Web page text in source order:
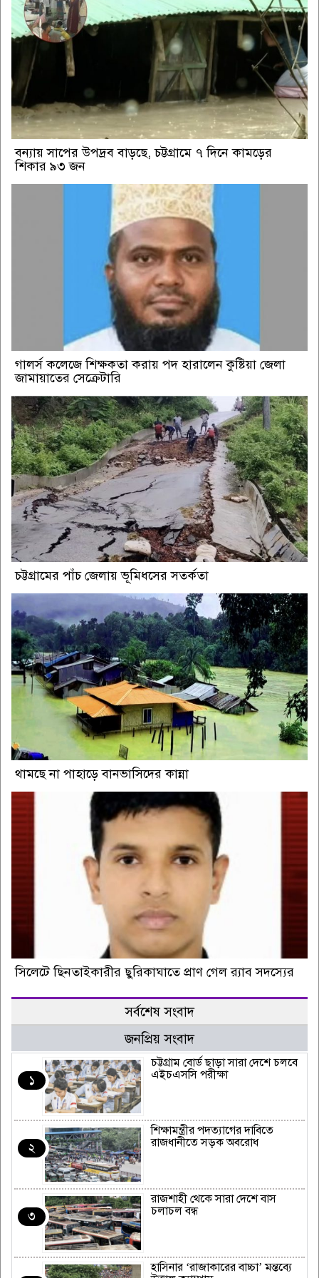
বন্যায় সাপের উপদ্রব বাড়ছে, চট্টগ্রামে ৭ দিনে কামড়ের
শিকার ৯৩ জন
গালর্স কলেজে শিক্ষকতা করায় পদ হারালেন কুষ্টিয়া জেলা
জামায়াতের সেক্রেটারি
চট্টগ্রামের পাঁচ জেলায় ভূমিধসের সতর্কতা
থামছে না পাহাড়ে বানভাসিদের কান্না
সিলেটে ছিনতাইকারীর ছুরিকাঘাতে প্রাণ গেল র‍্যাব সদস্যের
সর্বশেষ সংবাদ
জনপ্রিয় সংবাদ
১
চট্টগ্রাম বোর্ড ছাড়া সারা দেশে চলবে
এইচএসসি পরীক্ষা
২
শিক্ষামন্ত্রীর পদত্যাগের দাবিতে
রাজধানীতে সড়ক অবরোধ
৩
রাজশাহী থেকে সারা দেশে বাস
চলাচল বন্ধ
হাসিনার ‘রাজাকারের বাচ্চা’ মন্তব্যে